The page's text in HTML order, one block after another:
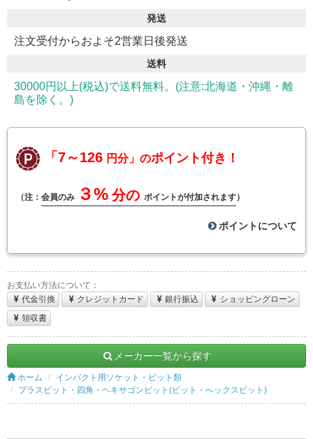
発送
注文受付からおよそ2営業日後発送
送料
30000円以上(税込)で送料無料。(注意:北海道・沖縄・離
島を除く。)
「7～126 円分」のポイント付き！
（注： 会員のみ ３% 分の ポイントが付加されます）
ポイントについて
お支払い方法について：
代金引換
クレジットカード 銀行振込
ショッピングローン
領収書
メーカー一覧から探す
ホーム
インパクト用ソケット・ビット類
プラスビット・四角・ヘキサゴンビット(ビット・へックスビット)